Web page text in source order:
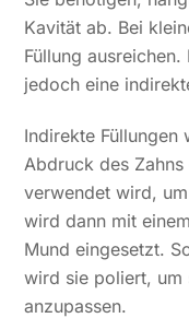
Kavität ab. Bei
Füllung
jedoch eine
Indirekte Füllungen
Abdruck des
verwendet wird,
wird dann mit
Mund eingesetzt.
wird sie poliert, um
anzupassen.